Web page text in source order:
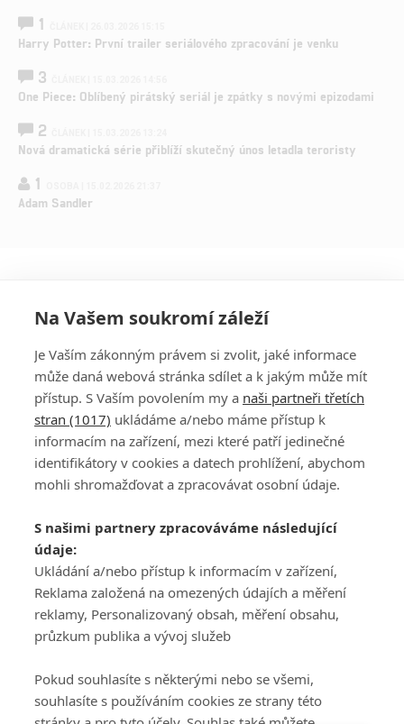
1
Harry Potter: První trailer seriálového zpracování je venku
3
One Piece: Oblíbený pirátský seriál je zpátky s novými epizodami
2
Nová dramatická série přiblíží skutečný únos letadla teroristy
1
Adam Sandler
PŘIHLÁSIT
REGISTROVAT
DISKUZE
Šéfredaktorkou webu jePetr Slavík, e-mailserialy@fandimefilmu.cz
Máte-li zájem o inzerci na našem webu napište nám na e-mail
studio@koncal.com
Ochrana osobních údajů|Zásady používání cookies |Pravidla webu
Upravit nastavení soukromí
Na Vašem soukromí záleží
Je Vaším zákonným právem si zvolit, jaké informace
může daná webová stránka sdílet a k jakým může mít
přístup. S Vaším povolením my a naši partneři třetích
stran (1017) ukládáme a/nebo máme přístup k
informacím na zařízení, mezi které patří jedinečné
identifikátory v cookies a datech prohlížení, abychom
mohli shromažďovat a zpracovávat osobní údaje.
S našimi partnery zpracováváme následující
údaje:
Ukládání a/nebo přístup k informacím v zařízení,
Reklama založená na omezených údajích a měření
reklamy, Personalizovaný obsah, měření obsahu,
průzkum publika a vývoj služeb
Pokud souhlasíte s některými nebo se všemi,
souhlasíte s používáním cookies ze strany této